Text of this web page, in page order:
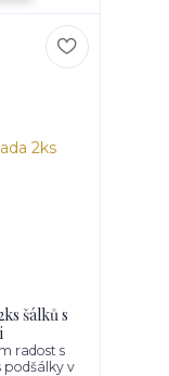
šálků s
radost s
podšálky v